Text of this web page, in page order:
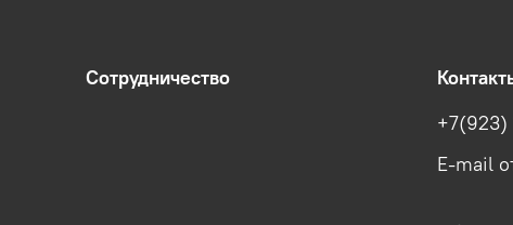
Сотрудничество
+7(923)
E-mail